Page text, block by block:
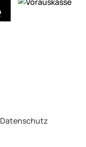
Datenschutz